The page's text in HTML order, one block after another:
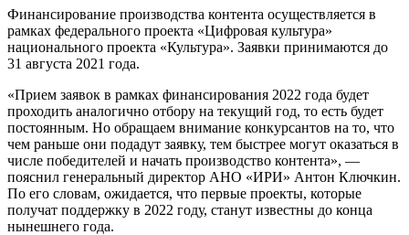
Финансирование производства контента осуществляется в
рамках федерального проекта «Цифровая культура»
национального проекта «Культура». Заявки принимаются до
31 августа 2021 года.
«Прием заявок в рамках финансирования 2022 года будет
проходить аналогично отбору на текущий год, то есть будет
постоянным. Но обращаем внимание конкурсантов на то, что
чем раньше они подадут заявку, тем быстрее могут оказаться в
числе победителей и начать производство контента», —
пояснил генеральный директор АНО «ИРИ» Антон Ключкин.
По его словам, ожидается, что первые проекты, которые
получат поддержку в 2022 году, станут известны до конца
нынешнего года.